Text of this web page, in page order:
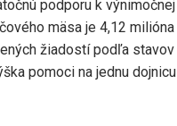
podporu k výnimočnej
mäsa je 4,12 milióna
žiadostí podľa stavov
pomoci na jednu dojnicu